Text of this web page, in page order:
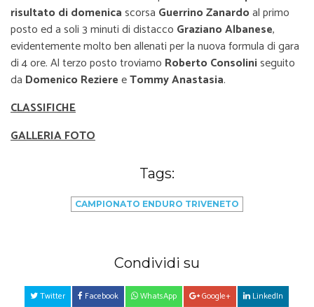
risultato di domenicascorsa Guerrino Zanardoal primo
posto ed a soli 3 minuti di distacco Graziano Albanese,
evidentemente molto ben allenati per la nuova formula di gara
di 4 ore. Al terzo posto troviamo Roberto Consoliniseguito
da Domenico ReziereeTommy Anastasia.
CLASSIFICHE
GALLERIA FOTO
Tags:
CAMPIONATO ENDURO TRIVENETO
Condividi su
Twitter Facebook WhatsApp Google+
LinkedIn